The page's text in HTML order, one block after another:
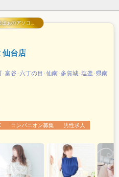
仙台店
富谷･六丁の目･仙南･多賀城･塩釜･県南
コンパニオン募集
男性求人
がでててくるわけで！！